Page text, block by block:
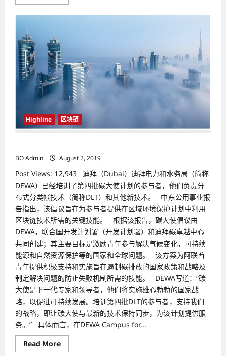
more
与
合
作
科
技
巨
头
骨
文
（Oracle）
将
在
区
追
蜂
蜜
Highline 区块链
BO Admin
August 2, 2019
Post Views: 12,943 迪拜（Dubai）迪拜电力和水务局（简称
DEWA）已经培训了第四批碳大使计划的参与者，他们负责分
布式分类帐技术（简称DLT）和其他新技术。 中东公用事业报
告指出，该倡议旨在为参与者提供在区域环境保护计划中利用
区块链技术所需的关键技能。 根据该报告，碳大使倡议由
DEWA，联合国开发计划署（开发计划署）和迪拜碳卓越中心
共同创建；其主要目标是激励青年参与解决气候变化，可持续
能源和自然资源保护等的国家和全球问题。 该方案为阿联酋
青年提供积极支持和实施旨在遏制碳排放的国家政策和战略及
制定解决问题的防止失败机制所需的技能。 DEWA写道：“碳
大使是下一代专家和领导者，他们将实施雄心勃勃的国家战
略，以促进可持续发展。培训第四批DLT的参与者，支持我们
的战略，即让碳大使与最新的技术保持同步，为该计划提供服
务。” 具体而言，在DEWA Campus for...
Read MoreRead
more